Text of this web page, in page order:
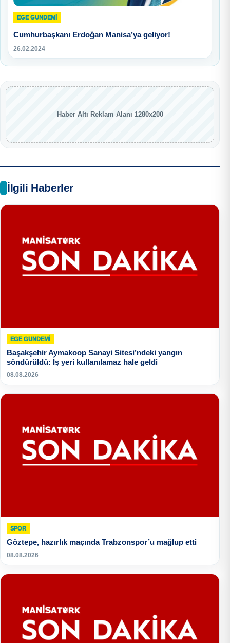
EGE GUNDEMİ
Cumhurbaşkanı Erdoğan Manisa’ya geliyor!
26.02.2024
Haber Altı Reklam Alanı 1280x200
İlgili Haberler
EGE GUNDEMİ
Başakşehir Aymakoop Sanayi Sitesi’ndeki yangın
söndürüldü: İş yeri kullanılamaz hale geldi
08.08.2026
SPOR
Göztepe, hazırlık maçında Trabzonspor’u mağlup etti
08.08.2026